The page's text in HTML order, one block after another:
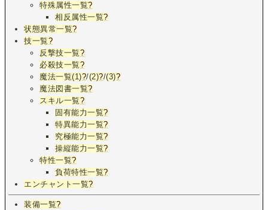
特殊属性一覧?
相反属性一覧?
状態異常一覧?
技一覧?
反撃技一覧?
必殺技一覧?
魔法一覧(1)?/(2)?/(3)?
魔法図書一覧?
スキル一覧?
固有能力一覧?
特異能力一覧?
究極能力一覧?
操縦能力一覧?
特性一覧?
負荷特性一覧?
エンチャント一覧?
装備一覧?